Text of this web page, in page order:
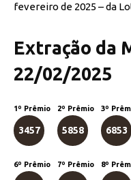
fevereiro de 2025 – da
Extração da
22/02/2025
1º Prêmio
3457
2º Prêmio
5858
3º
6853
6º Prêmio 7º Prêmio 8º